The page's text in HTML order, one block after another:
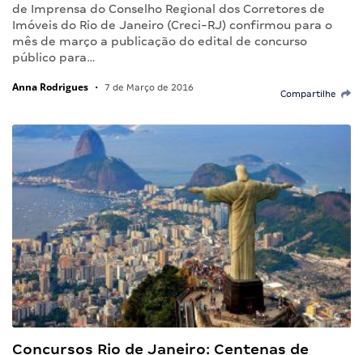
de Imprensa do Conselho Regional dos Corretores de
Imóveis do Rio de Janeiro (Creci-RJ) confirmou para o
mês de março a publicação do edital de concurso
público para…
Anna Rodrigues • 7 de Março de 2016
Compartilhe
Concursos Rio de Janeiro: Centenas de